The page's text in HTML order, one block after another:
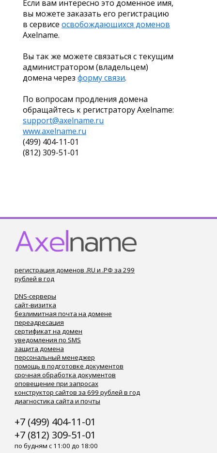
Если вам интересно это доменное имя,
вы можете заказать его регистрацию
в сервисе освобождающихся доменов
Axelname.
Вы так же можете связаться с текущим
администратором (владельцем)
домена через форму связи.
По вопросам продления домена
обращайтесь к регистратору Axelname:
support@axelname.ru
www.axelname.ru
(499) 404-11-01
(812) 309-51-01
регистрация доменов .RU и .РФ за 299
рублей в год
DNS-серверы
сайт-визитка
безлимитная почта на домене
переадресация
сертификат на домен
уведомления по SMS
защита домена
персональный менеджер
помощь в подготовке документов
срочная обработка документов
оповещение при запросах
конструктор сайтов за 699 рублей в год
диагностика сайта и почты
+7 (499) 404-11-01
+7 (812) 309-51-01
по будням с 11:00 до 18:00